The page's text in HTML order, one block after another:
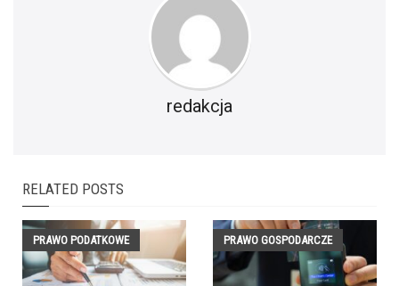
redakcja
RELATED POSTS
PRAWO PODATKOWE PRAWO GOSPODARCZE